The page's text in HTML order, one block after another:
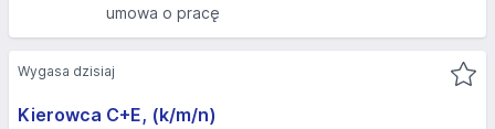
umowa o pracę
Kierowca C+E, (k/m/n)
Wygasa dzisiaj